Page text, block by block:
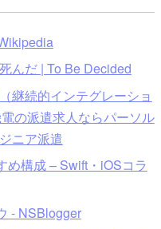
んだ | To Be Decided
継続的インテグレーショ
の派遣求人ならパーソル
ニア派遣
め構成 – Swift・iOSコラ
- NSBlogger